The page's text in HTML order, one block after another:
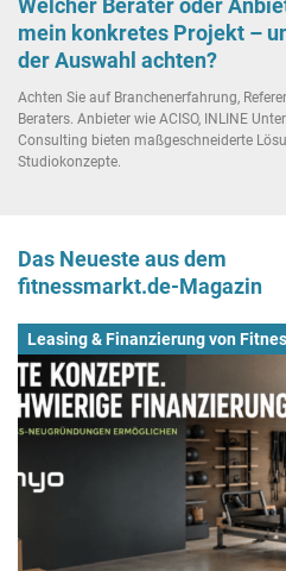
Welcher Berater oder
mein konkretes Projekt –
der Auswahl achten?
Achten Sie auf Branchenerfahrung,
Beraters. Anbieter wie ACISO, INLINE
Consulting bieten maßgeschneiderte
Studiokonzepte.
Das Neueste aus dem
fitnessmarkt.de-Magazin
Leasing & Finanzierung von